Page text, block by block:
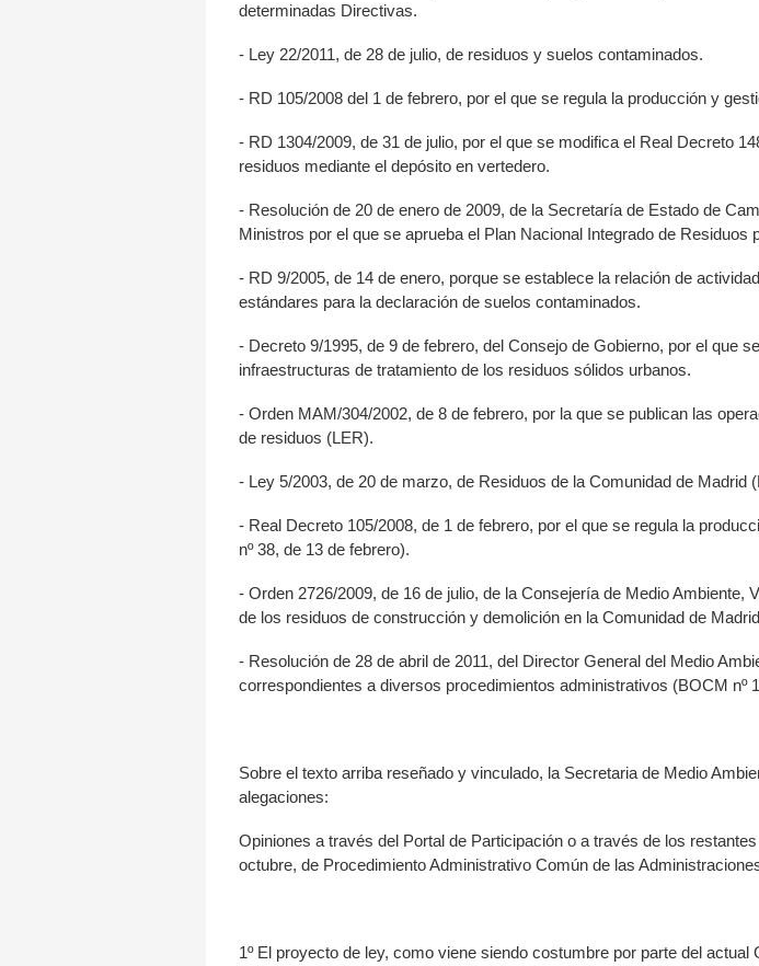
determinadas Directivas.
- Ley 22/2011, de 28 de julio, de residuos y suelos contaminados.
- RD 105/2008 del 1 de febrero, por el que se regula la producción y
- RD 1304/2009, de 31 de julio, por el que se modifica el Real Decreto
residuos mediante el depósito en vertedero.
- Resolución de 20 de enero de 2009, de la Secretaría de Estado de
Ministros por el que se aprueba el Plan Nacional Integrado de Residuos
- RD 9/2005, de 14 de enero, porque se establece la relación de
estándares para la declaración de suelos contaminados.
- Decreto 9/1995, de 9 de febrero, del Consejo de Gobierno, por el que
infraestructuras de tratamiento de los residuos sólidos urbanos.
- Orden MAM/304/2002, de 8 de febrero, por la que se publican las
de residuos (LER).
- Ley 5/2003, de 20 de marzo, de Residuos de la Comunidad de Madrid
- Real Decreto 105/2008, de 1 de febrero, por el que se regula la
nº 38, de 13 de febrero).
- Orden 2726/2009, de 16 de julio, de la Consejería de Medio Ambiente,
de los residuos de construcción y demolición en la Comunidad de
- Resolución de 28 de abril de 2011, del Director General del Medio
correspondientes a diversos procedimientos administrativos (BOCM nº
Sobre el texto arriba reseñado y vinculado, la Secretaria de Medio
alegaciones:
Opiniones a través del Portal de Participación o a través de los
octubre, de Procedimiento Administrativo Común de las
1º El proyecto de ley, como viene siendo costumbre por parte del